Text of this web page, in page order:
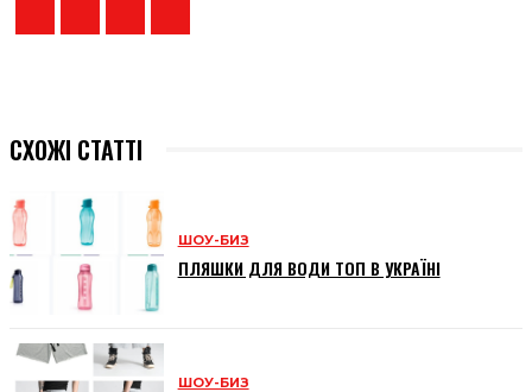
СХОЖІ СТАТТІ
ШОУ-БИЗ
ПЛЯШКИ ДЛЯ ВОДИ ТОП В УКРАЇНІ
ШОУ-БИЗ